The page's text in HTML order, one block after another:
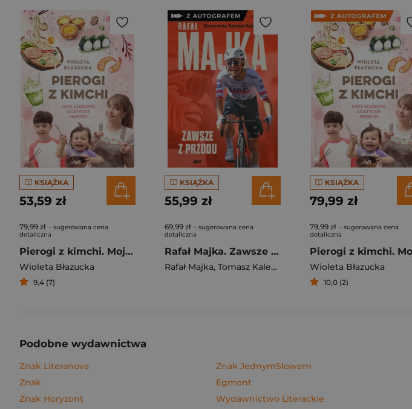
KSIĄŻKA
53,59 zł
79,99 zł - sugerowana cena
detaliczna
Pierogi z kimchi. Moje ulubione azjatyckie przepisy
Wioleta Błazucka
9,4 (7)
KSIĄŻKA
55,99 zł
69,99 zł - sugerowana cena
detaliczna
Rafał Majka. Zawsze z przodu. Rozmawia Tomasz Kalemba - książka z autografem
Rafał Majka, Tomasz Kalemba
KSIĄŻKA
79,99 zł
79,99 zł - sugerowana cena
detaliczna
Wioleta Błazucka
10,0 (2)
Podobne wydawnictwa
Znak Literanova
Znak
Znak Horyzont
Znak JednymSłowem
Egmont
Wydawnictwo Literackie